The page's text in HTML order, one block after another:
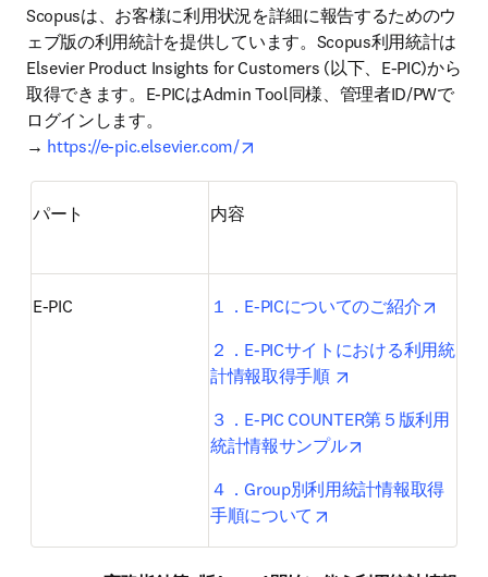
Scopusは、お客様に利用状況を詳細に報告するためのウ
ェブ版の利用統計を提供しています。Scopus利用統計は
Elsevier Product Insights for Customers (以下、E-PIC)から
取得できます。E-PICはAdmin Tool同様、管理者ID/PWで
ログインします。
→ https://e-pic.elsevier.com/
パート 内容
E-PIC １．E-PICについてのご紹介
２．E-PICサイトにおける利用統
計情報取得手順
３．E-PIC COUNTER第５版利用
統計情報サンプル
４．Group別利用統計情報取得
手順について